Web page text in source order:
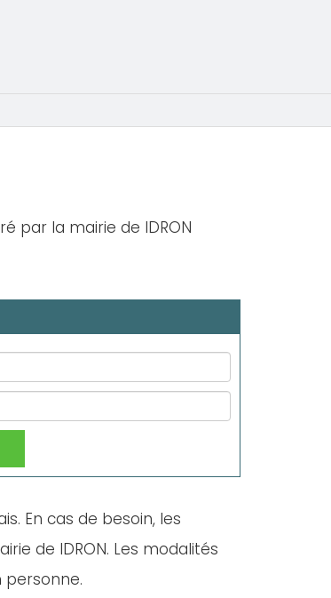
par la mairie de IDRON
En cas de besoin, les
de IDRON. Les modalités